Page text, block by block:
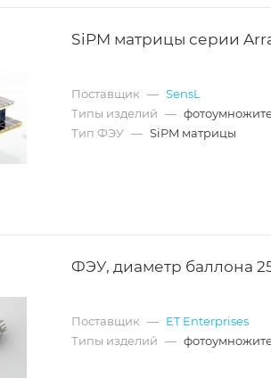
SiPM матрицы серии
Поставщик — SensL
Типы изделий —
Тип ФЭУ — SiPM матрицы
ФЭУ, диаметр баллона
Поставщик — ET Enterprises
Типы изделий —